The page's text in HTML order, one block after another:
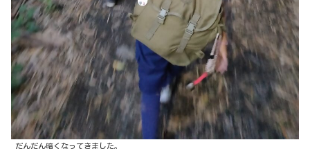
だんだん暗くなってきました。